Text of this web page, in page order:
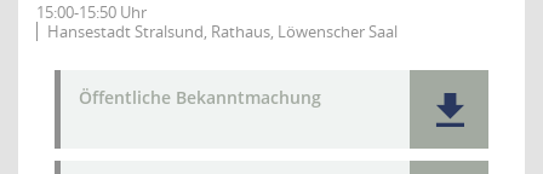
15:00-15:50 Uhr
Hansestadt Stralsund, Rathaus, Löwenscher Saal
Öffentliche Bekanntmachung